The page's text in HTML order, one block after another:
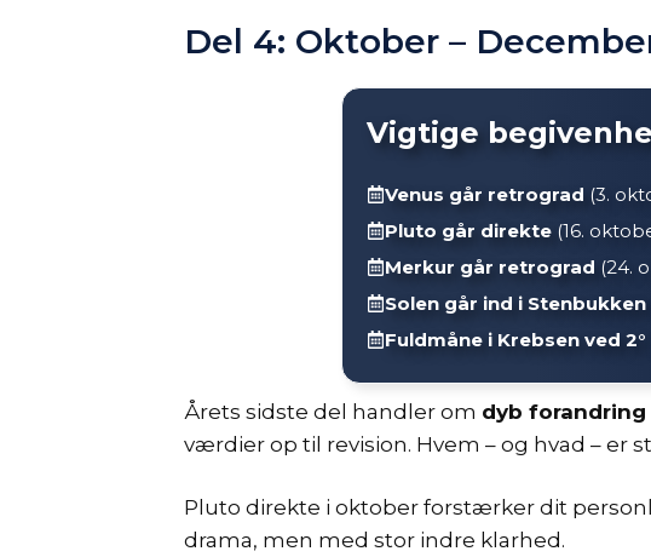
Del 4: Oktober –
Vigtige
Venus går retrograd (3.
Pluto går direkte (16.
Merkur går retrograd (24.
Solen går ind i Stenbukken
Fuldmåne i Krebsen ved 2°
Årets sidste del handler om dyb
værdier op til revision. Hvem – og hvad – er
Pluto direkte i oktober forstærker dit
drama, men med stor indre klarhed.